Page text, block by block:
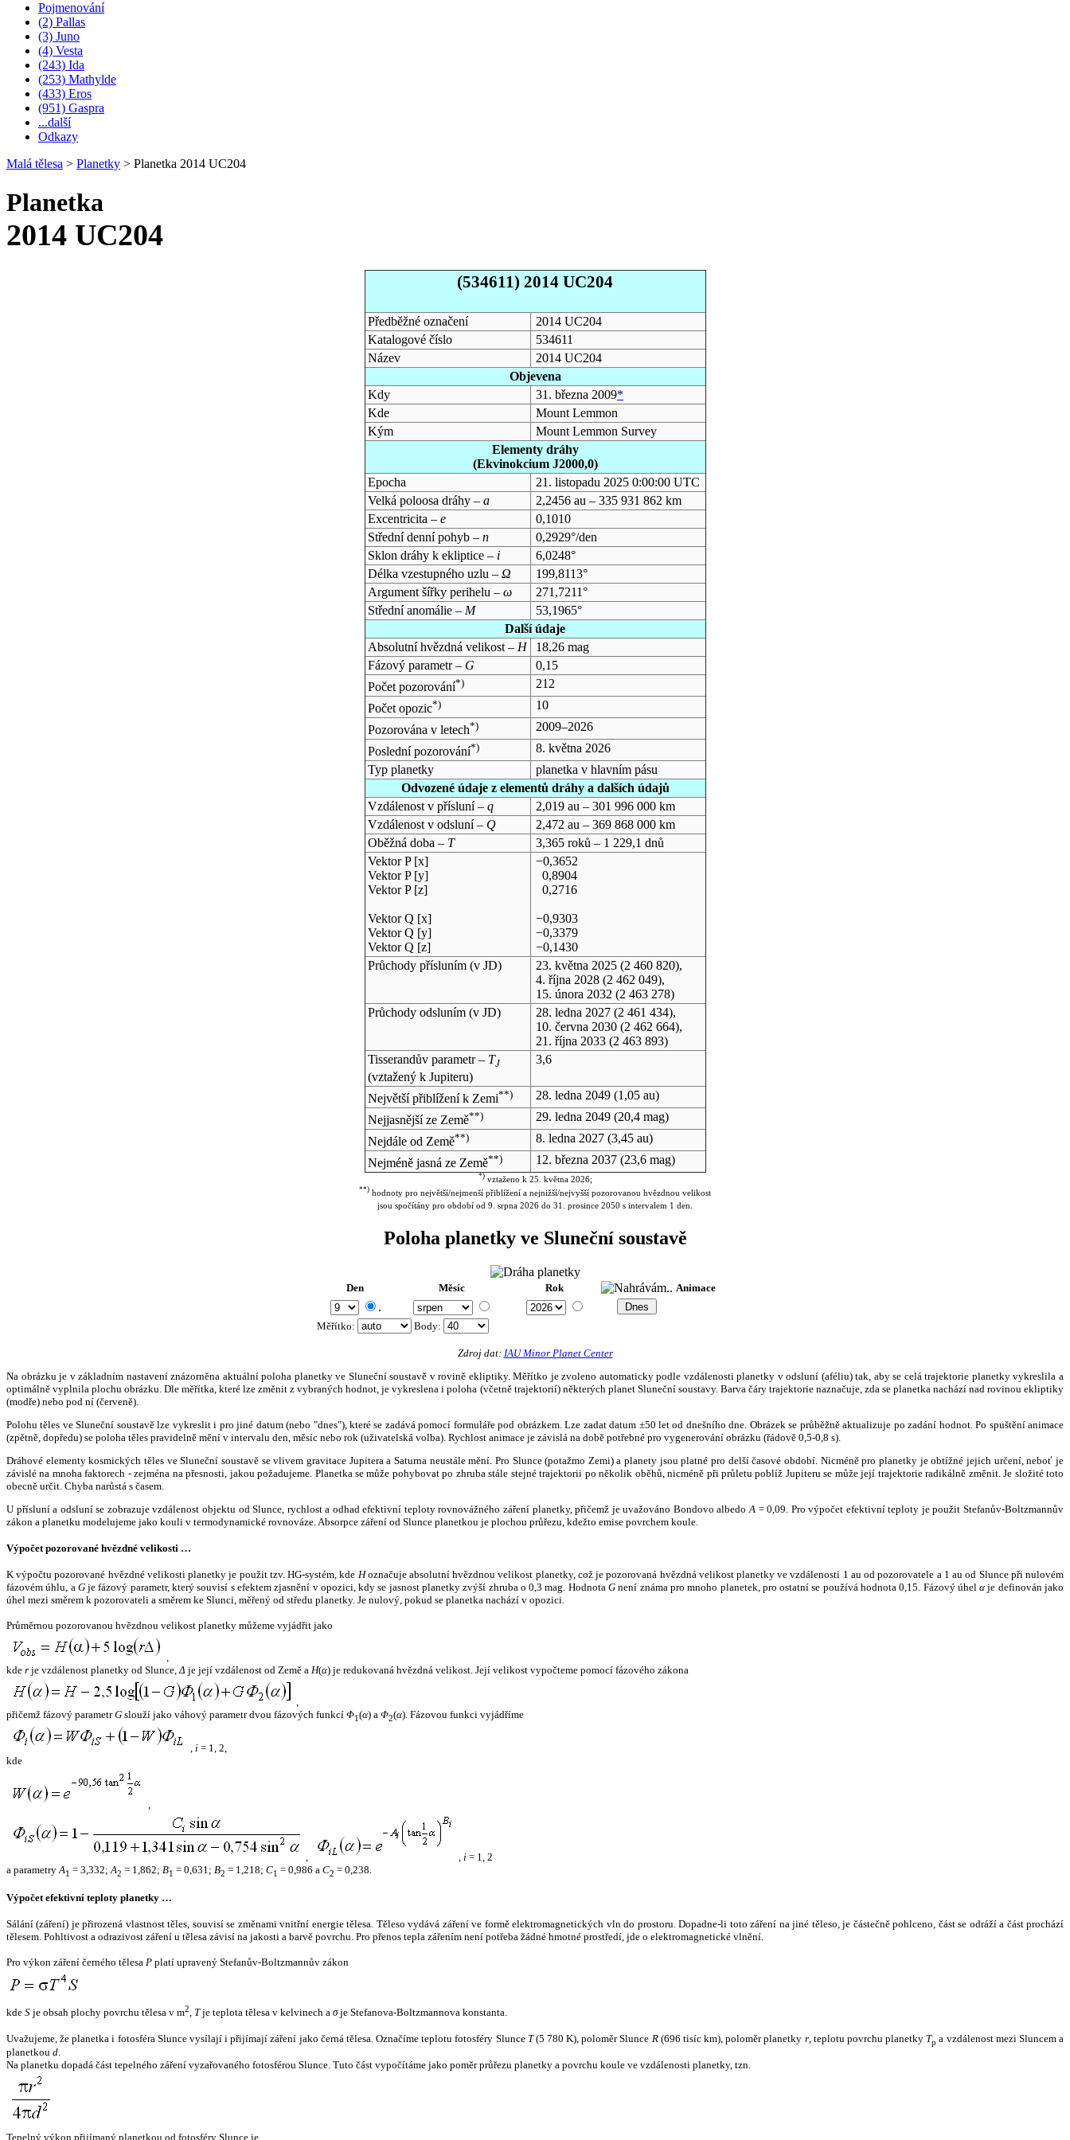
Pojmenování
(2) Pallas
(3) Juno
(4) Vesta
(243) Ida
(253) Mathylde
(433) Eros
(951) Gaspra
...další
Odkazy
Malá tělesa > Planetky > Planetka 2014 UC204
Planetka
2014 UC204
(534611) 2014 UC204
Předběžné označení
2014 UC204
Katalogové číslo
534611
Název
2014 UC204
Objevena
Kdy
31. března 2009*
Kde
Mount Lemmon
Kým
Mount Lemmon Survey
Elementy dráhy
(Ekvinokcium J2000,0)
Epocha
21. listopadu 2025 0:00:00 UTC
Velká poloosa dráhy – a
2,2456 au – 335 931 862 km
Excentricita – e
0,1010
Střední denní pohyb – n
0,2929°/den
Sklon dráhy k ekliptice – i
6,0248°
Délka vzestupného uzlu – Ω
199,8113°
Argument šířky perihelu – ω
271,7211°
Střední anomálie – M
53,1965°
Další údaje
Absolutní hvězdná velikost – H
18,26 mag
Fázový parametr – G
0,15
Počet pozorování*)
212
Počet opozic*)
10
Pozorována v letech*)
2009–2026
Poslední pozorování*)
8. května 2026
Typ planetky
planetka v hlavním pásu
Odvozené údaje z elementů dráhy a dalších údajů
Vzdálenost v přísluní – q
2,019 au – 301 996 000 km
Vzdálenost v odsluní – Q
2,472 au – 369 868 000 km
Oběžná doba – T
3,365 roků – 1 229,1 dnů
Vektor P [x]
Vektor P [y]
Vektor P [z]
Vektor Q [x]
Vektor Q [y]
Vektor Q [z]
−0,3652
0,8904
0,2716
−0,9303
−0,3379
−0,1430
Průchody přísluním (v JD) 23. května 2025(2 460 820),
4. října 2028(2 462 049),
15. února 2032 (2 463 278)
Průchody odsluním (v JD) 28. ledna 2027(2 461 434),
10. června 2030(2 462 664),
21. října 2033(2 463 893)
Tisserandův parametr – TJ
(vztažený k Jupiteru)
3,6
Největší přiblížení k Zemi**) 28. ledna 2049(1,05 au)
Nejjasnější ze Země**) 29. ledna 2049(20,4 mag)
Nejdále od Země**) 8. ledna 2027(3,45 au)
Nejméně jasná ze Země**) 12. března 2037(23,6 mag)
*)vztaženo k 25. května 2026;
**) hodnoty pro největší/nejmenší přiblížení a nejnižší/nejvyšší pozorovanou hvězdnou velikost
jsou spočítány pro období od 9. srpna 2026 do 31. prosince 2050 s intervalem 1 den.
Poloha planetky ve Sluneční soustavě
Den Měsíc Rok Animace
.
Měřítko: Body:
Zdroj dat: IAU Minor Planet Center
Na obrázku je v základním nastavení znázorněna aktuální poloha planetky ve Sluneční soustavě v rovině ekliptiky. Měřítko je zvoleno automaticky podle vzdálenosti planetky v odsluní (aféliu) tak, aby se celá trajektorie planetky vykreslila a
optimálně vyplnila plochu obrázku. Dle měřítka, které lze změnit z vybraných hodnot, je vykreslena i poloha (včetně trajektorií) některých planet Sluneční soustavy. Barva čáry trajektorie naznačuje, zda se planetka nachází nad rovinou ekliptiky
(modře) nebo pod ní (červeně).
Polohu těles ve Sluneční soustavě lze vykreslit i pro jiné datum (nebo "dnes"), které se zadává pomocí formuláře pod obrázkem. Lze zadat datum ±50 let od dnešního dne. Obrázek se průběžně aktualizuje po zadání hodnot. Po spuštění animace
(zpětně, dopředu) se poloha těles pravidelně mění v intervalu den, měsíc nebo rok (uživatelská volba). Rychlost animace je závislá na době potřebné pro vygenerování obrázku (řádově 0,5-0,8 s).
Dráhové elementy kosmických těles ve Sluneční soustavě se vlivem gravitace Jupitera a Saturna neustále mění. Pro Slunce (potažmo Zemi) a planety jsou platné pro delší časové období. Nicméně pro planetky je obtížné jejich určení, neboť je
závislé na mnoha faktorech - zejména na přesnosti, jakou požadujeme. Planetka se může pohybovat po zhruba stále stejné trajektorii po několik oběhů, nicméně při průletu poblíž Jupiteru se může její trajektorie radikálně změnit. Je složité toto
obecně určit. Chyba narůstá s časem.
U přísluní a odsluní se zobrazuje vzdálenost objektu od Slunce, rychlost a odhad efektivní teploty rovnovážného záření planetky, přičemž je uvažováno Bondovo albedo A = 0,09. Pro výpočet efektivní teploty je použit Stefanův-Boltzmannův
zákon a planetku modelujeme jako kouli v termodynamické rovnováze. Absorpce záření od Slunce planetkou je plochou průřezu, kdežto emise povrchem koule.
Výpočet pozorované hvězdné velikosti …
K výpočtu pozorované hvězdné velikosti planetky je použit tzv. HG-systém, kde Hoznačuje absolutní hvězdnou velikost planetky, což je pozorovaná hvězdná velikost planetky ve vzdálenosti 1 au od pozorovatele a 1 au od Slunce při nulovém
fázovém úhlu, a Gje fázový parametr, který souvisí s efektem zjasnění v opozici, kdy se jasnost planetky zvýší zhruba o 0,3 mag. HodnotaG není známa pro mnoho planetek, pro ostatní se používá hodnota 0,15. Fázový úhelα je definován jako
úhel mezi směrem k pozorovateli a směrem ke Slunci, měřený od středu planetky. Je nulový, pokud se planetka nachází v opozici.
Průměrnou pozorovanou hvězdnou velikost planetky můžeme vyjádřit jako
,
kde r je vzdálenost planetky od Slunce,Δ je její vzdálenost od Země a H(α) je redukovaná hvězdná velikost. Její velikost vypočteme pomocí fázového zákona
,
přičemž fázový parametrG slouží jako váhový parametr dvou fázových funkcí Φ1(α) a Φ2(α). Fázovou funkci vyjádříme
, i = 1, 2,
kde
,
, , i = 1, 2
a parametryA1 = 3,332;A2 = 1,862; B1 = 0,631; B2 = 1,218; C1 = 0,986 a C2 = 0,238.
Výpočet efektivní teploty planetky …
Sálání (záření) je přirozená vlastnost těles, souvisí se změnami vnitřní energie tělesa. Těleso vydává záření ve formě elektromagnetických vln do prostoru. Dopadne-li toto záření na jiné těleso, je částečně pohlceno, část se odráží a část prochází
tělesem. Pohltivost a odrazivost záření u tělesa závisí na jakosti a barvě povrchu. Pro přenos tepla zářením není potřeba žádné hmotné prostředí, jde o elektromagnetické vlnění.
Pro výkon záření černého tělesa P platí upravený Stefanův-Boltzmannův zákon
kde S je obsah plochy povrchu tělesa v m2, Tje teplota tělesa v kelvinech a σje Stefanova-Boltzmannova konstanta.
Uvažujeme, že planetka i fotosféra Slunce vysílají i přijímají záření jako černá tělesa. Označíme teplotu fotosféry Slunce T(5 780 K), poloměr Slunce R(696 tisíc km), poloměr planetky r, teplotu povrchu planetky Tp a vzdálenost mezi Sluncem a
planetkou d.
Na planetku dopadá část tepelného záření vyzařovaného fotosférou Slunce. Tuto část vypočítáme jako poměr průřezu planetky a povrchu koule ve vzdálenosti planetky, tzn.
Tepelný výkon přijímaný planetkou od fotosféry Slunce je